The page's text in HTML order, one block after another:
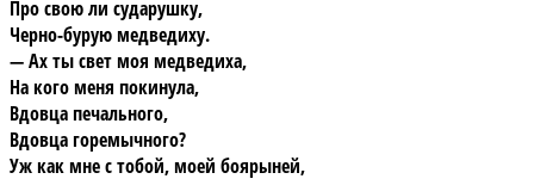
Про свою ли сударушку,
Черно-бурую медведиху.
— Ах ты свет моя медведиха,
На кого меня покинула,
Вдовца печального,
Вдовца горемычного?
Уж как мне с тобой, моей боярыней,